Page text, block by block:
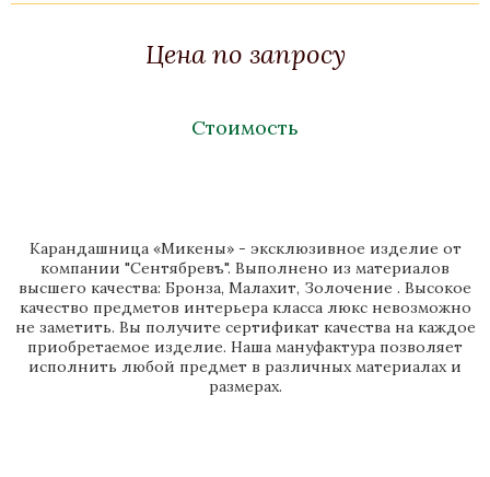
Цена по запросу
Стоимость
Карандашница «Микены» - эксклюзивное изделие от
компании "Сентябревъ". Выполнено из материалов
высшего качества: Бронза, Малахит, Золочение . Высокое
качество предметов интерьера класса люкс невозможно
не заметить. Вы получите сертификат качества на каждое
приобретаемое изделие. Наша мануфактура позволяет
исполнить любой предмет в различных материалах и
размерах.